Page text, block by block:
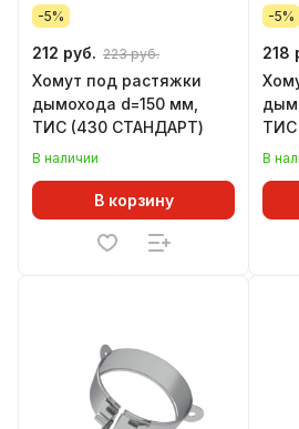
-5%
212 руб. 223 руб.
Хомут под растяжки
дымохода d=150 мм,
ТИС (430 СТАНДАРТ)
В наличии
В корзину
-5%
218
ТИС
В